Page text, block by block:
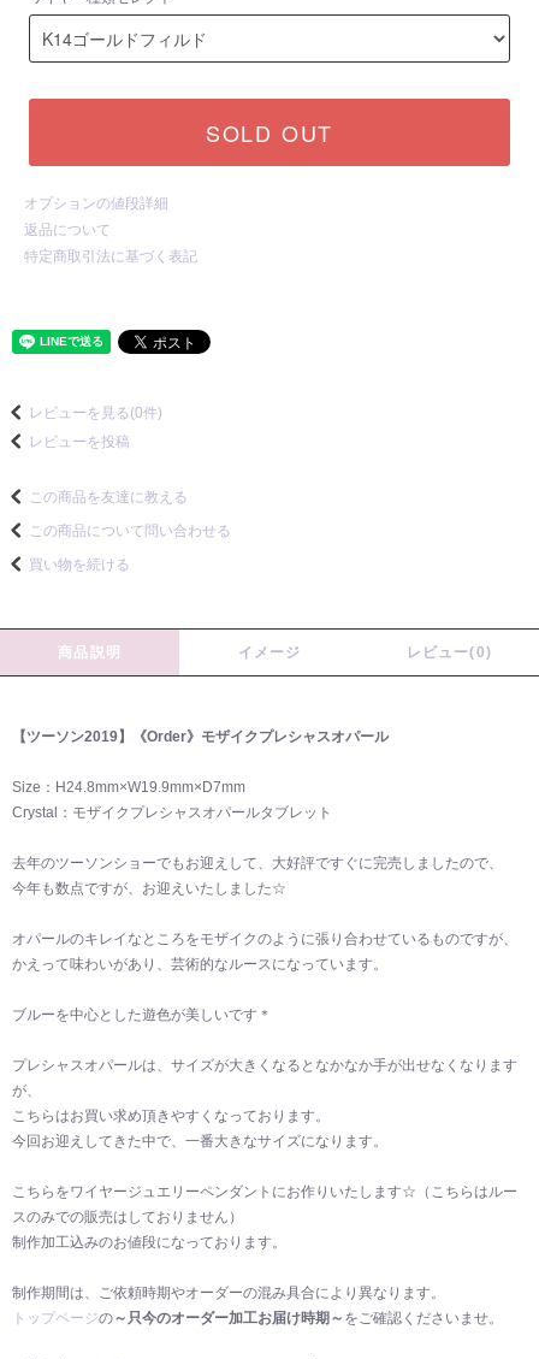
SOLD OUT
オプションの値段詳細
返品について
特定商取引法に基づく表記
レビューを見る(0件)
レビューを投稿
この商品を友達に教える
この商品について問い合わせる
買い物を続ける
商品説明 イメージ レビュー(0)
【ツーソン2019】《Order》モザイクプレシャスオパール
Size：H24.8mm×W19.9mm×D7mm
Crystal：モザイクプレシャスオパールタブレット
去年のツーソンショーでもお迎えして、大好評ですぐに完売しましたので、
今年も数点ですが、お迎えいたしました☆
オパールのキレイなところをモザイクのように張り合わせているものですが、
かえって味わいがあり、芸術的なルースになっています。
ブルーを中心とした遊色が美しいです＊
プレシャスオパールは、サイズが大きくなるとなかなか手が出せなくなります
が、
こちらはお買い求め頂きやすくなっております。
今回お迎えしてきた中で、一番大きなサイズになります。
こちらをワイヤージュエリーペンダントにお作りいたします☆（こちらはルー
スのみでの販売はしておりません）
制作加工込みのお値段になっております。
制作期間は、ご依頼時期やオーダーの混み具合により異なります。
トップページの～只今のオーダー加工お届け時期～ をご確認くださいませ。